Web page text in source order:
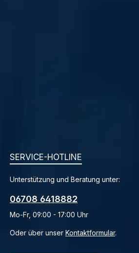
SERVICE-HOTLINE
Unterstützung und Beratung unter:
06708 6418882
Mo-Fr, 09:00 - 17:00 Uhr
Oder über unser Kontaktformular.